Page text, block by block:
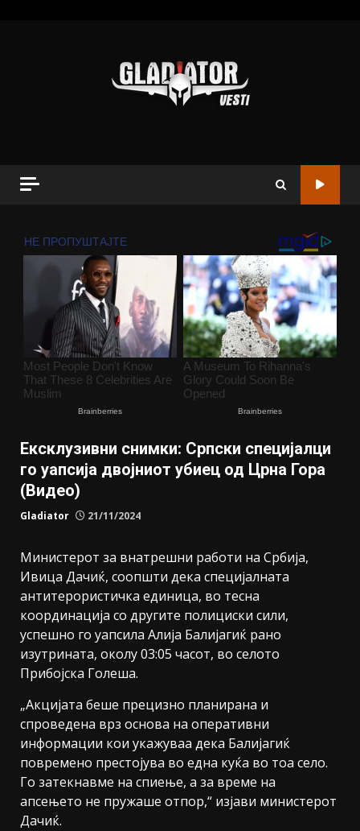
Ексклузивни снимки: Српски специјалци
го уапсија двојниот убиец од Црна Гора
(Видео)
Gladiator 21/11/2024
Министерот за внатрешни работи на Србија,
Ивица Дачиќ, соопшти дека специјалната
антитерористичка единица, во тесна
координација со другите полициски сили,
успешно го уапсила Алија Балијагиќ рано
изутрината, околу 03:05 часот, во селото
Прибојска Голеша.
„Акцијата беше прецизно планирана и
спроведена врз основа на оперативни
информации кои укажуваа дека Балијагиќ
повремено престојува во една куќа во тоа село.
Го затекнавме на спиење, а за време на
апсењето не пружаше отпор,“ изјави министерот
Дачиќ.